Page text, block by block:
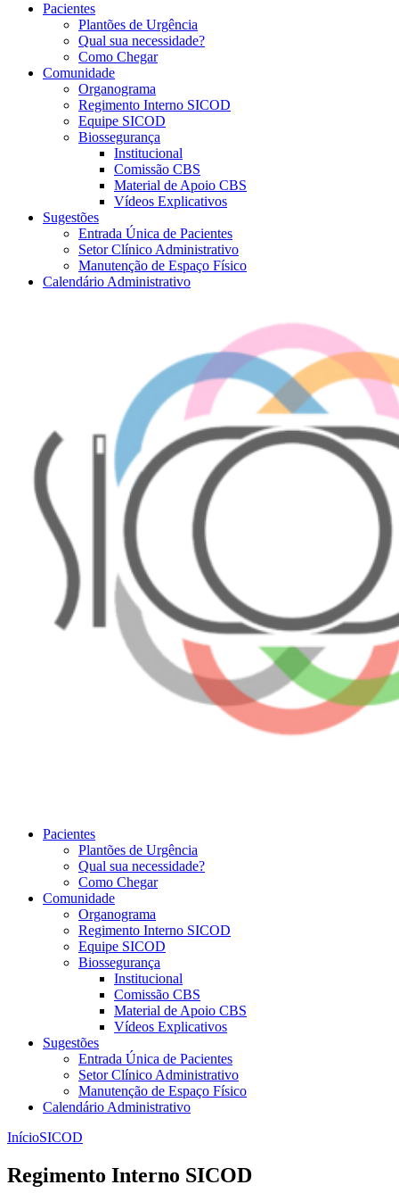
Pacientes
Plantões de Urgência
Qual sua necessidade?
Como Chegar
Comunidade
Organograma
Regimento Interno SICOD
Equipe SICOD
Biossegurança
Institucional
Comissão CBS
Material de Apoio CBS
Vídeos Explicativos
Sugestões
Entrada Única de Pacientes
Setor Clínico Administrativo
Manutenção de Espaço Físico
Calendário Administrativo
Pacientes
Plantões de Urgência
Qual sua necessidade?
Como Chegar
Comunidade
Organograma
Regimento Interno SICOD
Equipe SICOD
Biossegurança
Institucional
Comissão CBS
Material de Apoio CBS
Vídeos Explicativos
Sugestões
Entrada Única de Pacientes
Setor Clínico Administrativo
Manutenção de Espaço Físico
Calendário Administrativo
InícioSICOD
Regimento Interno SICOD